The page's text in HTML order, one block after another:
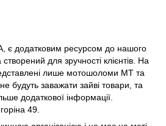
є додатковим ресурсом до нашого
створений для зручності клієнтів. На
лише мотошоломи МТ та
будуть заважати зайві товари, та
додаткової інформації.
49.